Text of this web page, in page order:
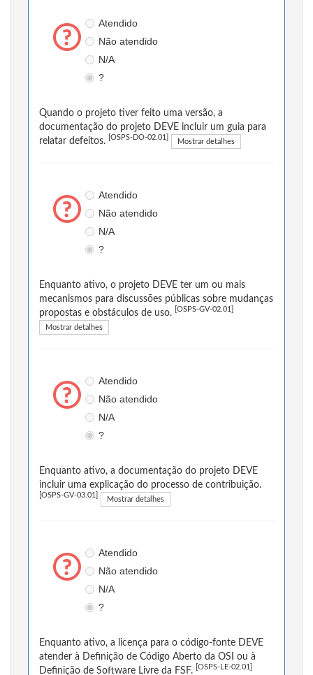
Atendido
Não atendido
N/A
?
Quando o projeto tiver feito uma versão, a
documentação do projeto DEVE incluir um guia para
relatar defeitos.
[OSPS-DO-02.01] Mostrar detalhes
Atendido
Não atendido
N/A
?
Enquanto ativo, o projeto DEVE ter um ou mais
mecanismos para discussões públicas sobre mudanças
propostas e obstáculos de uso.
[OSPS-GV-02.01]
Mostrar detalhes
Atendido
Não atendido
N/A
?
Enquanto ativo, a documentação do projeto DEVE
incluir uma explicação do processo de contribuição.
[OSPS-GV-03.01] Mostrar detalhes
Atendido
Não atendido
N/A
?
Enquanto ativo, a licença para o código-fonte DEVE
atender à Definição de Código Aberto da OSI ou à
Definição de Software Livre da FSF.
[OSPS-LE-02.01]